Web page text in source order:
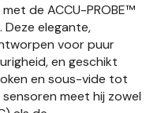
de ACCU-PROBE™
Deze elegante,
voor puur
en geschikt
en sous-vide tot
meet hij zowel